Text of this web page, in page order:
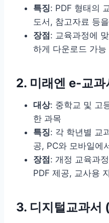
특징: PDF 형태의
도서, 참고자료 등
장점: 교육과정에
하게 다운로드 가능
2. 미래엔 e-교과
대상: 중학교 및 고
한 과목
특징: 각 학년별 교
공, PC와 모바일에
장점: 개정 교육과
PDF 제공, 교사용
3. 디지털교과서